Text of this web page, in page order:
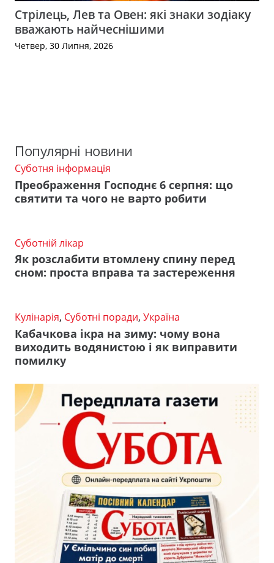
Стрілець, Лев та Овен: які знаки зодіаку
вважають найчеснішими
Четвер, 30 Липня, 2026
Популярні новини
Суботня інформація
Преображення Господнє 6 серпня: що
святити та чого не варто робити
Суботній лікар
Як розслабити втомлену спину перед
сном: проста вправа та застереження
Кулінарія, Суботні поради, Україна
Кабачкова ікра на зиму: чому вона
виходить водянистою і як виправити
помилку